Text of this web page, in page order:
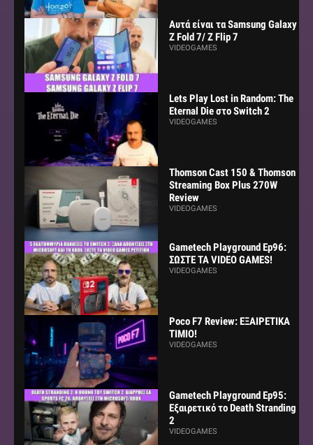
Αυτά είναι τα Samsung Galaxy
Z Fold 7/ Z Flip 7
VIDEOGAMES
Lets Play Lost in Random: The
Eternal Die στο Switch 2
VIDEOGAMES
Thomson Cast 150 & Thomson
Streaming Box Plus 270W
Review
VIDEOGAMES
Gametech Playground Ep96:
ΣΩΣΤΕ ΤΑ VIDEO GAMES!
VIDEOGAMES
Poco F7 Review: ΕΞΑΙΡΕΤΙΚΑ
ΤΙΜΙΟ!
VIDEOGAMES
Gametech Playground Ep95:
Εξαιρετικό το Death Stranding
2
VIDEOGAMES